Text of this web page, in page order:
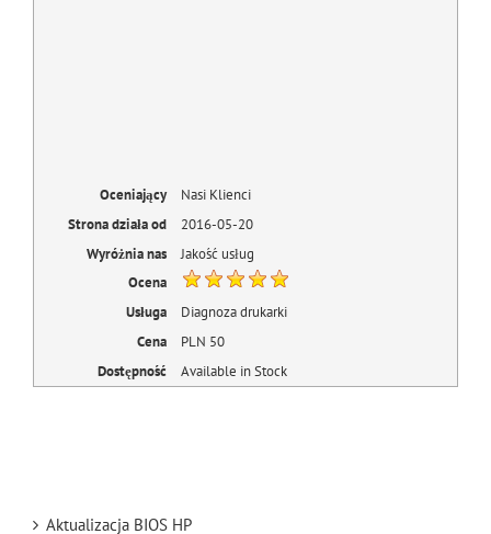
Oceniający
Nasi Klienci
Strona działa od
2016-05-20
Wyróżnia nas
Jakość usług
Ocena
Usługa
Diagnoza drukarki
Cena
PLN 50
Dostępność
Available in Stock
Aktualizacja BIOS HP